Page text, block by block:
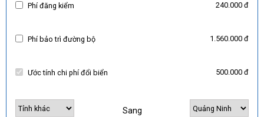
Phí đăng kiểm 240.000 đ
Phí bảo trì đường bộ 1.560.000 đ
Ước tính chi phí đổi biển 500.000 đ
Sang